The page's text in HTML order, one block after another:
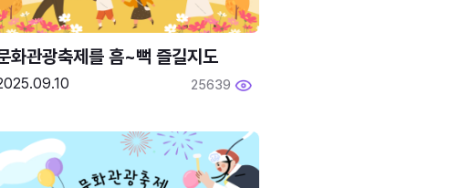
화관광축제를 흠~뻑 즐길지도
25639